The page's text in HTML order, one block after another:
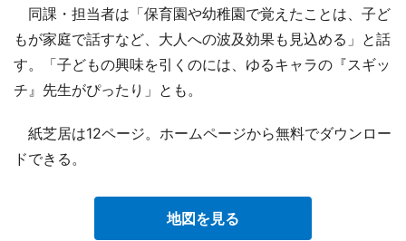
同課・担当者は「保育園や幼稚園で覚えたことは、子ど
もが家庭で話すなど、大人への波及効果も見込める」と話
す。「子どもの興味を引くのには、ゆるキャラの『スギッ
チ』先生がぴったり」とも。
紙芝居は12ページ。ホームページから無料でダウンロー
ドできる。
地図を見る